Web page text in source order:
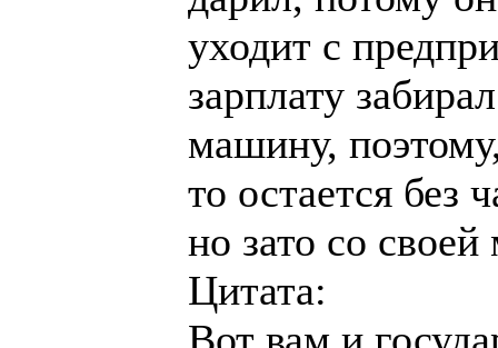
уходит с
зарплату
машину,
то остается без
но зато со
Цитата: